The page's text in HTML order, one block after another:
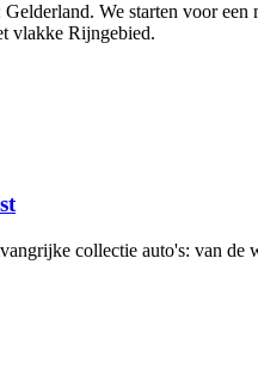
We starten voor
vlakke Rijngebied.
collectie auto's: van